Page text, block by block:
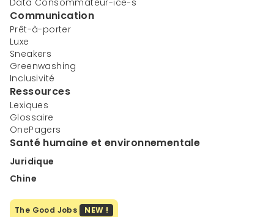
Data Consommateur-ice-s
Communication
Prêt-à-porter
Luxe
Sneakers
Greenwashing
Inclusivité
Ressources
Lexiques
Glossaire
OnePagers
Santé humaine et environnementale
Juridique
Chine
The Good Jobs NEW !